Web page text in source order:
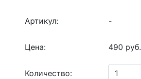
Артикул: -
Цена: 490 руб.
Количество: